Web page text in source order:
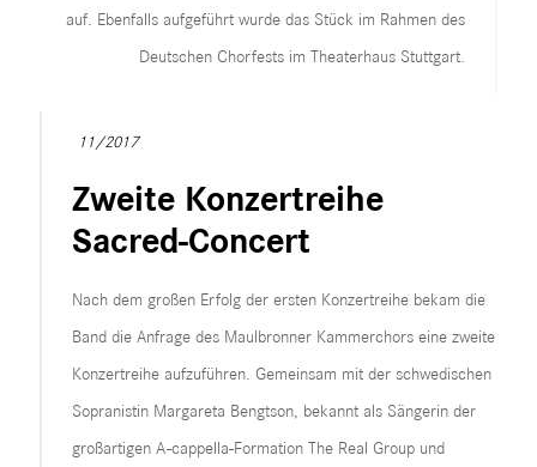
auf. Ebenfalls aufgeführt wurde das Stück im Rahmen des
Deutschen Chorfests im Theaterhaus Stuttgart.
11/2017
Zweite Konzertreihe
Sacred-Concert
Nach dem großen Erfolg der ersten Konzertreihe bekam die
Band die Anfrage des Maulbronner Kammerchors eine zweite
Konzertreihe aufzuführen. Gemeinsam mit der schwedischen
Sopranistin Margareta Bengtson, bekannt als Sängerin der
großartigen A-cappella-Formation The Real Group und